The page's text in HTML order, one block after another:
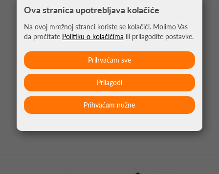
STRELICE ZA PIKADO BEAU GREAVES G1 SP 90%
TUNGSTEN
89,95 €
Ova stranica upotrebljava kolačiće
Na ovoj mrežnoj stranci koriste se kolačići. Molimo Vas
da pročitate Politiku o kolačićima ili prilagodite postavke.
Prihvaćam nužne
Prilagodi
Prihvaćam sve